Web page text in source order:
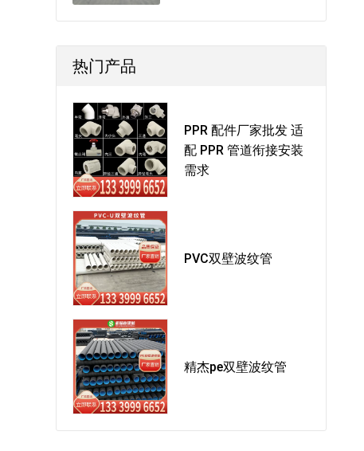
热门产品
PPR 配件厂家批发 适
配 PPR 管道衔接安装
需求
PVC双壁波纹管
精杰pe双壁波纹管